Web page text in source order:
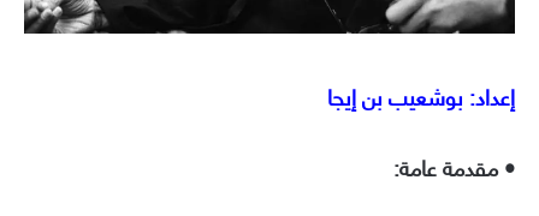
إعداد: بوشعيب بن إيجا
• مقدمة عامة: